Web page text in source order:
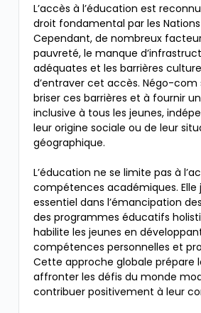
L’accès à l’éducation est
droit fondamental par les Nations
Cependant, de nombreux
pauvreté, le manque
adéquates et les barrières
d’entraver cet accès. Négo-com
briser ces barrières et à fournir
inclusive à tous les jeunes,
leur origine sociale ou de leur
géographique.
L’éducation ne se limite pas à
compétences académiques. Elle
essentiel dans l’émancipation
des programmes éducatifs
habilite les jeunes en
compétences personnelles et
Cette approche globale prépare
affronter les défis du monde
contribuer positivement à leur